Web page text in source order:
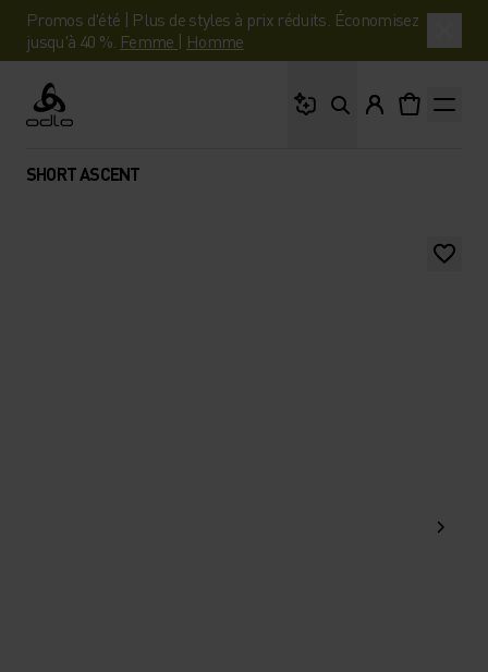
Promos d'été | Plus de styles à prix réduits. Économisez
jusqu'à 40 %. Femme | Homme
Odlo
SHORT ASCENT